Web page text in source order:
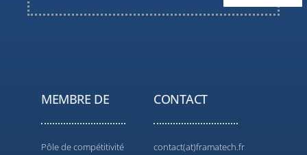
MEMBRE DE
Pôle de compétitivité
CONTACT
contact(at)framatech.fr